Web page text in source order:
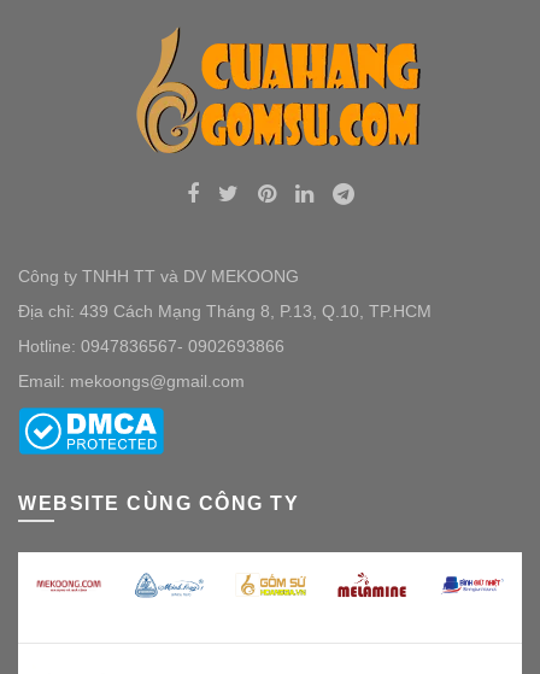
Công ty TNHH TT và DV MEKOONG
Địa chỉ: 439 Cách Mạng Tháng 8, P.13, Q.10, TP.HCM
Hotline: 0947836567- 0902693866
Email: mekoongs@gmail.com
WEBSITE CÙNG CÔNG TY